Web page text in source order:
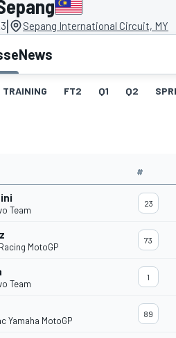
| Sepang International Circuit, MY
News
TRAINING FT2 Q1 Q2
#
Team
23
MotoGP
73
Team
1
Yamaha MotoGP
89